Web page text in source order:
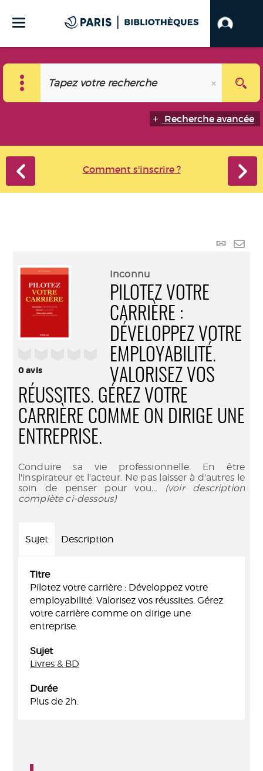
Recherche avancée
Comment s'inscrire ?
Lien
0avis
Inconnu
PILOTEZ VOTRE
CARRIÈRE :
DÉVELOPPEZ VOTRE
EMPLOYABILITÉ.
VALORISEZ VOS
RÉUSSITES. GÉREZ VOTRE
CARRIÈRE COMME ON DIRIGE UNE
ENTREPRISE.
Conduire sa vie professionnelle. En être
l'inspirateur et l'acteur. Ne pas laisser à d'autres le
soin de penser pour vou... (voir description
complète ci-dessous)
Sujet Description
Titre
Pilotez votre carrière : Développez votre
employabilité. Valorisez vos réussites. Gérez
votre carrière comme on dirige une
entreprise.
Sujet
Livres & BD
Durée
Plus de 2h.